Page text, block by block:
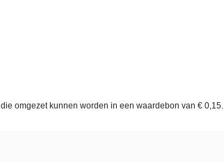
die omgezet kunnen worden in een waardebon van € 0,15.